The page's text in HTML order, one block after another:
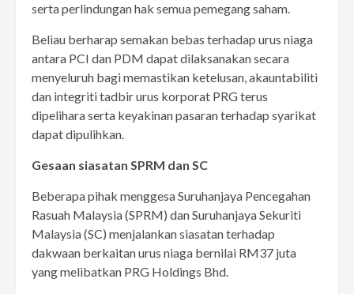
serta perlindungan hak semua pemegang saham.
Beliau berharap semakan bebas terhadap urus niaga
antara PCI dan PDM dapat dilaksanakan secara
menyeluruh bagi memastikan ketelusan, akauntabiliti
dan integriti tadbir urus korporat PRG terus
dipelihara serta keyakinan pasaran terhadap syarikat
dapat dipulihkan.
Gesaan siasatan SPRM dan SC
Beberapa pihak menggesa Suruhanjaya Pencegahan
Rasuah Malaysia (SPRM) dan Suruhanjaya Sekuriti
Malaysia (SC) menjalankan siasatan terhadap
dakwaan berkaitan urus niaga bernilai RM37 juta
yang melibatkan PRG Holdings Bhd.